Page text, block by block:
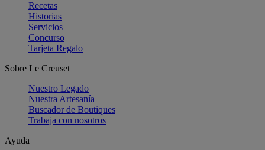
Recetas
Historias
Servicios
Concurso
Tarjeta Regalo
Sobre Le Creuset
Nuestro Legado
Nuestra Artesanía
Buscador de Boutiques
Trabaja con nosotros
Ayuda